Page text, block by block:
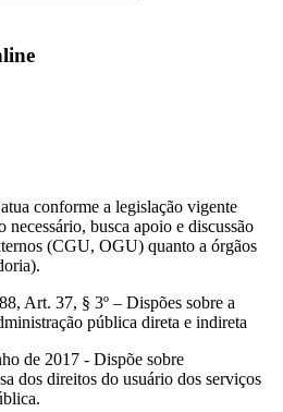
conforme a legislação vigente
necessário, busca apoio e discussão
(CGU, OGU) quanto a órgãos
Art. 37, § 3º – Dispões sobre a
pública direta e indireta
de 2017 - Dispõe sobre
dos direitos do usuário dos serviços